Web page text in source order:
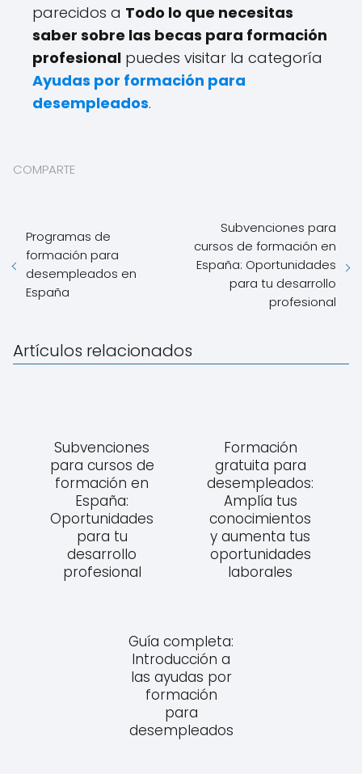
parecidos a Todo lo que necesitas
saber sobre las becas para formación
profesional puedes visitar la categoría
Ayudas por formación para
desempleados.
COMPARTE
Programas de
formación para
desempleados en
España
Subvenciones para
cursos de formación en
España: Oportunidades
para tu desarrollo
profesional
Artículos relacionados
Subvenciones
para cursos de
formación en
España:
Oportunidades
para tu
desarrollo
profesional
Formación
gratuita para
desempleados:
Amplía tus
conocimientos
y aumenta tus
oportunidades
laborales
Guía completa:
Introducción a
las ayudas por
formación
para
desempleados